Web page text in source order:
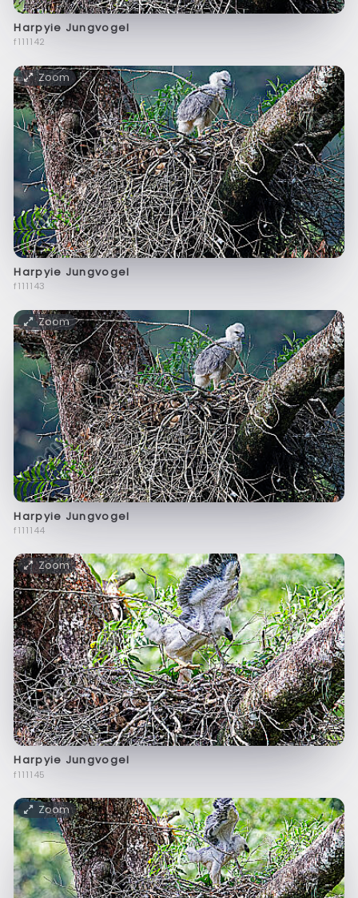
Harpyie Jungvogel
f111142
Zoom
Harpyie Jungvogel
f111143
Zoom
Harpyie Jungvogel
f111144
Zoom
Harpyie Jungvogel
f111145
Zoom